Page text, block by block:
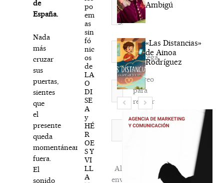
de
España.
Nada
más
cruzar
sus
puertas,
sientes
que
el
presente
queda
momentáneamente
fuera.
El
sonido
po
em
as
sin
fó
nic
os
de
LA
O
DI
SE
A
y
HÉ
R
OE
S Y
VI
LL
A
Nombre*
Correo
electrónico*
Agréga
mi
correo
para
recibir
la
newsletter
Al
enviar
Ambigú
«Las Distancias»
de Ainoa
Rodríguez